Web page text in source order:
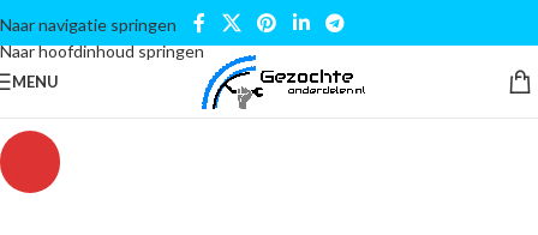
Naar navigatie springen
Naar hoofdinhoud springen
MENU